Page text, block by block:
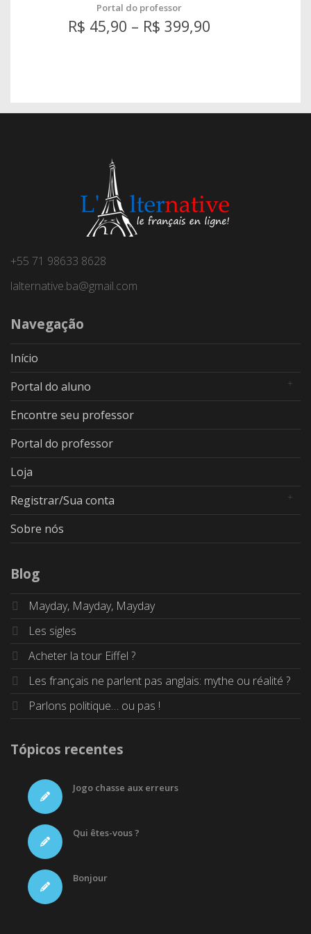
Portal do professor
R$ 45,90 – R$ 399,90
+55 71 98633 8628
lalternative.ba@gmail.com
Navegação
Início
Portal do aluno
Encontre seu professor
Portal do professor
Loja
Registrar/Sua conta
Sobre nós
Blog
Mayday, Mayday, Mayday
Les sigles
Acheter la tour Eiffel ?
Les français ne parlent pas anglais: mythe ou réalité ?
Parlons politique… ou pas !
Tópicos recentes
Jogo chasse aux erreurs
Qui êtes-vous ?
Bonjour